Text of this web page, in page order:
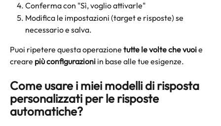
Conferma con "Sì, voglio attivarle"
Modifica le impostazioni (target e risposte) se
necessario e salva.
Puoi ripetere questa operazione tutte le volte che vuoi e
creare più configurazioni in base alle tue esigenze.
Come usare i miei modelli di risposta
personalizzati per le risposte
automatiche?